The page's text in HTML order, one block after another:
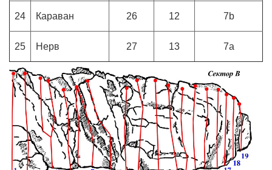
24 Караван 26 12 7b
25 Нерв 27 13 7a